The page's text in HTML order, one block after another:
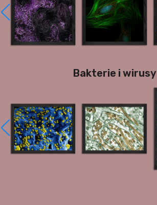
Bakterie i wirusy